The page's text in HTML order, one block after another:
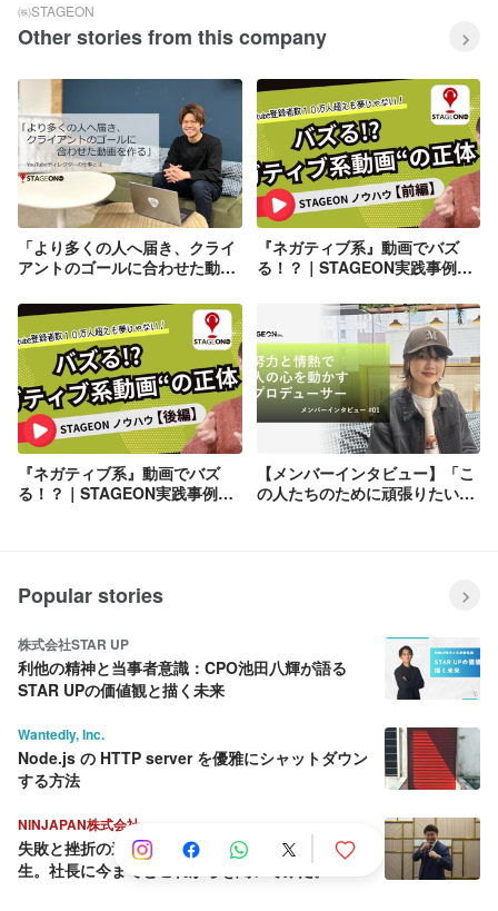
㈱STAGEON
Other stories from this company
「より多くの人へ届き、クライ
アントのゴールに合わせた動画
ターの仕事とは
『ネガティブ系』動画でバズ
る！？｜STAGEON実践事例＆
『ネガティブ系』動画でバズ
る！？｜STAGEON実践事例＆
【メンバーインタビュー】「こ
の人たちのために頑張りたい」
Popular stories
株式会社STAR UP
利他の精神と当事者意識：CPO池田八輝が語る
STAR UPの価値観と描く未来
Wantedly, Inc.
Node.js の HTTP server を優雅にシャットダウン
する方法
NINJAPAN株式会社
失敗と挫折の連続から這い上がり続ける壮絶な人
生。社長に今までとこれからを聞いてみた。